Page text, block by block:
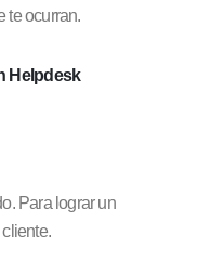
te ocurran.
Helpdesk
Para lograr un